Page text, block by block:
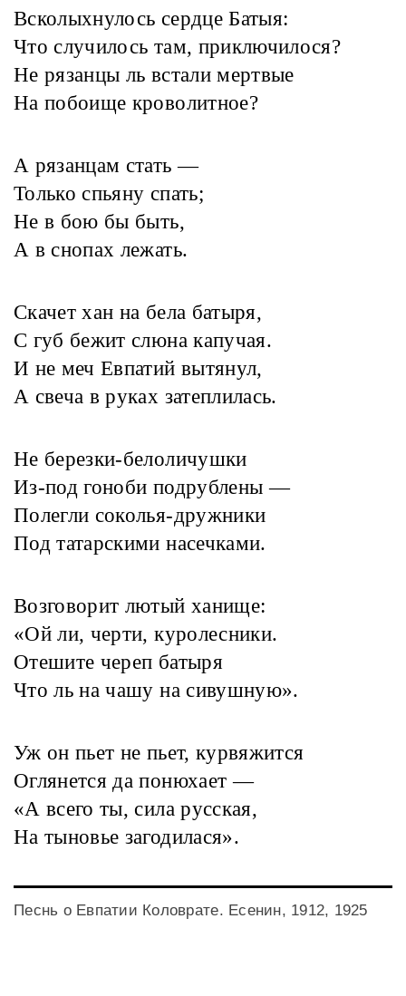
Всколыхнулось сердце Батыя:
Что случилось там, приключилося?
Не рязанцы ль встали мертвые
На побоище кроволитное?
А рязанцам стать —
Только спьяну спать;
Не в бою бы быть,
А в снопах лежать.
Скачет хан на бела батыря,
С губ бежит слюна капучая.
И не меч Евпатий вытянул,
А свеча в руках затеплилась.
Не березки-белоличушки
Из-под гоноби подрублены —
Полегли соколья-дружники
Под татарскими насечками.
Возговорит лютый ханище:
«Ой ли, черти, куролесники.
Отешите череп батыря
Что ль на чашу на сивушную».
Уж он пьет не пьет, курвяжится
Оглянется да понюхает —
«А всего ты, сила русская,
На тыновье загодилася».
Песнь о Евпатии Коловрате. Есенин, 1912, 1925